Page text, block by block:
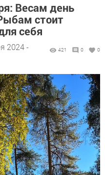
Весам день
стоит
себя
2024 -
421 0 0